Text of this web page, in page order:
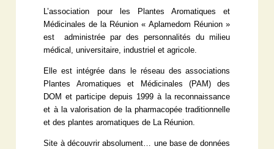
L’association pour les Plantes Aromatiques et
Médicinales de la Réunion « Aplamedom Réunion »
est administrée par des personnalités du milieu
médical, universitaire, industriel et agricole.
Elle est intégrée dans le réseau des associations
Plantes Aromatiques et Médicinales (PAM) des
DOM et participe depuis 1999 à la reconnaissance
et à la valorisation de la pharmacopée traditionnelle
et des plantes aromatiques de La Réunion.
Site à découvrir absolument… une base de données